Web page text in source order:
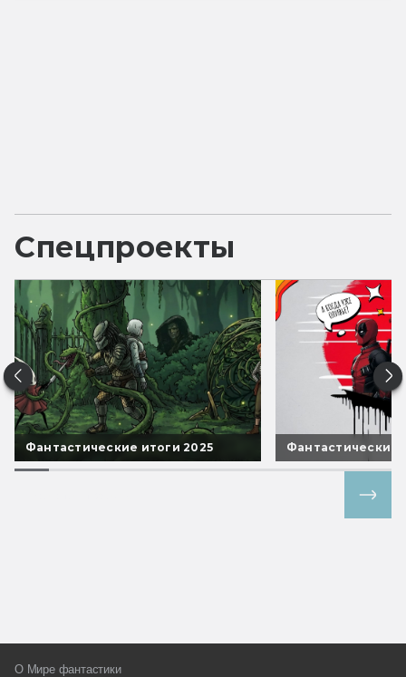
Спецпроекты
Фантастические итоги 2025 Фантастические
О Мире фантастики